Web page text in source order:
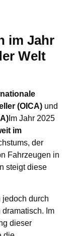
im Jahr
Welt
(OICA) und
Im Jahr 2025
im
der
Fahrzeugen in
steigt diese
jedoch durch
Im
dieser